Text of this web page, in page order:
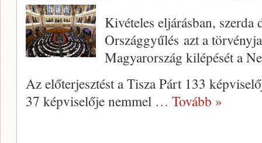
Kivételes eljárásban, szerda
Országgyűlés azt a
Magyarország kilépését a
Az előterjesztést a Tisza Párt 133
37 képviselője nemmel … Tovább »